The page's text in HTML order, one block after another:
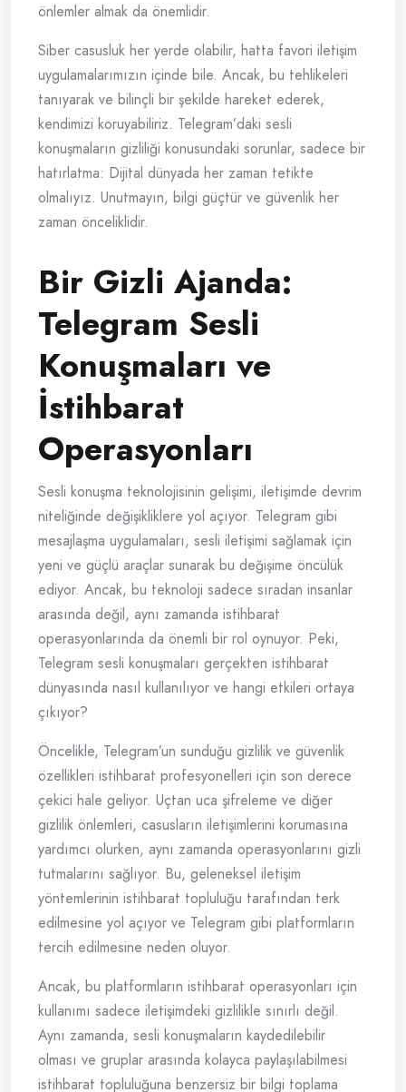
önlemler almak da önemlidir.
Siber casusluk her yerde olabilir, hatta favori iletişim
uygulamalarımızın içinde bile. Ancak, bu tehlikeleri
tanıyarak ve bilinçli bir şekilde hareket ederek,
kendimizi koruyabiliriz. Telegram’daki sesli
konuşmaların gizliliği konusundaki sorunlar, sadece bir
hatırlatma: Dijital dünyada her zaman tetikte
olmalıyız. Unutmayın, bilgi güçtür ve güvenlik her
zaman önceliklidir.
Bir Gizli Ajanda:
Telegram Sesli
Konuşmaları ve
İstihbarat
Operasyonları
Sesli konuşma teknolojisinin gelişimi, iletişimde devrim
niteliğinde değişikliklere yol açıyor. Telegram gibi
mesajlaşma uygulamaları, sesli iletişimi sağlamak için
yeni ve güçlü araçlar sunarak bu değişime öncülük
ediyor. Ancak, bu teknoloji sadece sıradan insanlar
arasında değil, aynı zamanda istihbarat
operasyonlarında da önemli bir rol oynuyor. Peki,
Telegram sesli konuşmaları gerçekten istihbarat
dünyasında nasıl kullanılıyor ve hangi etkileri ortaya
çıkıyor?
Öncelikle, Telegram’un sunduğu gizlilik ve güvenlik
özellikleri istihbarat profesyonelleri için son derece
çekici hale geliyor. Uçtan uca şifreleme ve diğer
gizlilik önlemleri, casusların iletişimlerini korumasına
yardımcı olurken, aynı zamanda operasyonlarını gizli
tutmalarını sağlıyor. Bu, geleneksel iletişim
yöntemlerinin istihbarat topluluğu tarafından terk
edilmesine yol açıyor ve Telegram gibi platformların
tercih edilmesine neden oluyor.
Ancak, bu platformların istihbarat operasyonları için
kullanımı sadece iletişimdeki gizlilikle sınırlı değil.
Aynı zamanda, sesli konuşmaların kaydedilebilir
olması ve gruplar arasında kolayca paylaşılabilmesi
istihbarat topluluğuna benzersiz bir bilgi toplama